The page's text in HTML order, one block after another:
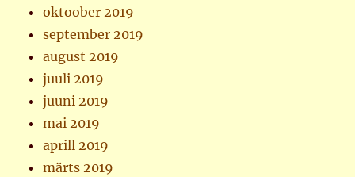
oktoober 2019
september 2019
august 2019
juuli 2019
juuni 2019
mai 2019
aprill 2019
märts 2019